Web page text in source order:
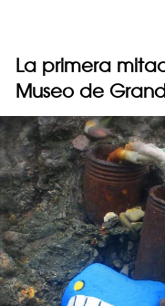
La primera
Museo de